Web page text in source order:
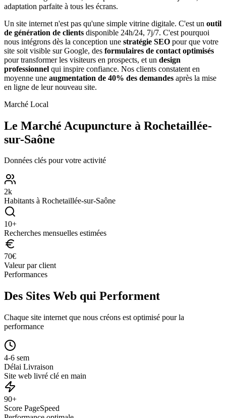
adaptation parfaite à tous les écrans.
Un site internet n'est pas qu'une simple vitrine digitale. C'est un outil
de génération de clients disponible 24h/24, 7j/7. C'est pourquoi
nous intégrons dès la conception une stratégie SEO pour que votre
site soit visible sur Google, des formulaires de contact optimisés
pour transformer les visiteurs en prospects, et un design
professionnel qui inspire confiance. Nos clients constatent en
moyenne une augmentation de 40% des demandes après la mise
en ligne de leur nouveau site.
Marché Local
Le Marché Acupuncture à Rochetaillée-
sur-Saône
Données clés pour votre activité
2k
Habitants à Rochetaillée-sur-Saône
10+
Recherches mensuelles estimées
70€
Valeur par client
Performances
Des Sites Web qui Performent
Chaque site internet que nous créons est optimisé pour la
performance
4-6 sem
Délai Livraison
Site web livré clé en main
90+
Score PageSpeed